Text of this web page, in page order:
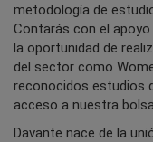
metodología de
Contarás con el
la oportunidad de
del sector como
reconocidos estudios
acceso a nuestra
Davante nace de la